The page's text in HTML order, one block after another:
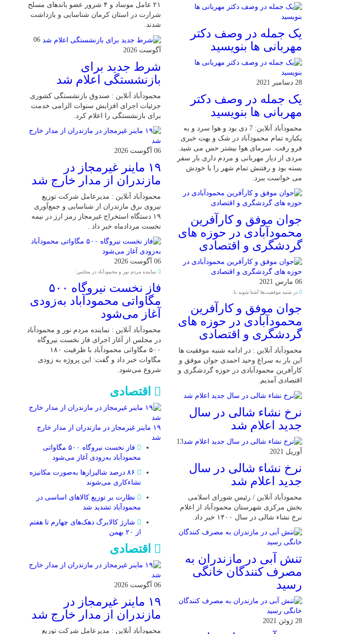
یک جمله در وصف دکتر
مهربانی ها بنویسید
28 دسامبر 2021
یک جمله در وصف دکتر
مهربانی ها بنویسید
محمودآباد آنلاین: 7 دی بود و هوا سرد و به
یکباره تمام محمودآباد در شک و بهت خبری
فرو رفت. سرمای هوا بیشتر حس می شید.
مردی از دیار مهربانی و مردم داری بار سفر
بسته بود و رفتنش تمام شهر را با خودش
می خواست ببرد.
جوان موفق و کارآفرین
محمودآبادی در حوزه های
گردشگری و اقتصادی
06 مارس 2021
در شنبه موفقیت‌ها آشنا شوید با:
جوان موفق و کارآفرین
محمودآبادی در حوزه های
گردشگری و اقتصادی
محمودآباد آنلاین : در ادامه شنبه موفقیت ها
این بار به سراغ وحید احمدی جوان موفق و
کارآفرین محمودآبادی در حوزه گردشگری و
اقتصادی آمدیم.
نرخ نشاء شالی در سال
جدید اعلام شد
13
آوریل 2021
نرخ نشاء شالی در سال
جدید اعلام شد
محمودآباد آنلاین / رئیس شورای اسلامی
بخش مرکزی شهرستان محمودآباد از اعلام
نرخ نشاء شالی در سال ۱۴۰۰ خبر داد.
تنش آبی در مازندران به
مصرف كنندگان خانگی
رسيد
28 ژوئن 2021
۲۱ عامل موساد و ۴ شرور عضو باند‌های مسلح
شرارت در استان کرمان شناسایی و بازداشت
شدند.
06
آگوست 2026
شرط جدید برای
بازنشستگی اعلام شد
محمودآباد آنلاین : صندوق بازنشستگی کشوری
جزئیات اجرای افزایش سنوات الزامی خدمت
برای بازنشستگی را اعلام کرد.
06 آگوست 2026
۱۹ ماینر غیرمجاز در
مازندران از مدار خارج شد
محمودآباد آنلاین : مدیرعامل شرکت توزیع
نیروی برق مازندران از شناسایی و جمع‌آوری
۱۹ دستگاه استخراج غیرمجاز رمز ارز در نیمه
نخست مردادماه خبر داد .
06 آگوست 2026
نماینده مردم نور و محمودآباد در مجلس:
فاز نخست نیروگاه ۵۰۰
مگاواتی محمودآباد به‌زودی
آغاز می‌شود
محمودآباد آنلاین : نماینده مردم نور و محمودآباد
در مجلس از آغاز اجرای فاز نخست نیروگاه
۵۰۰ مگاواتی محمودآباد با ظرفیت ۱۸۰
مگاوات خبر داد و گفت: این پروژه به زودی
شروع می‌شود.
اقتصادی
۱۹ ماینر غیرمجاز در مازندران از مدار خارج
شد
فاز نخست نیروگاه ۵۰۰ مگاواتی
محمودآباد به‌زودی آغاز می‌شود
۸۶ درصد شالیزارها به‌صورت مکانیزه
نشاءکاری می‌شوند
نظارت بر توزیع کالا‌های اساسی در
محمودآباد تشدید شد
شارژ کالابرگ دهک‌های چهارم تا هفتم
از ۲۰ بهمن
اقتصادی
06 آگوست 2026
۱۹ ماینر غیرمجاز در
مازندران از مدار خارج شد
محمودآباد آنلاین : مدیرعامل شرکت توزیع